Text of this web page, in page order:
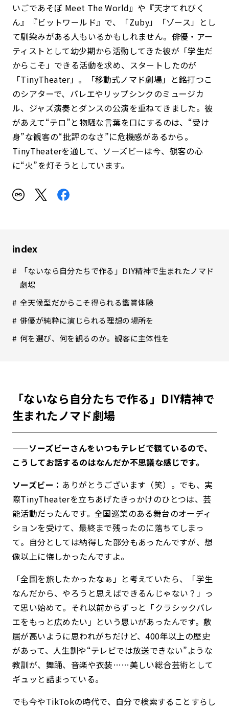
いごであそぼ Meet The World』や『天才てれびく
ん』『ビットワールド』で、「Zuby」「ゾース」とし
て馴染みがある人もいるかもしれません。俳優・アー
ティストとして幼少期から活動してきた彼が「学生だ
からこそ」できる活動を求め、スタートしたのが
「TinyTheater」。「移動式ノマド劇場」と銘打つこ
のシアターで、バレエやリップシンクのミュージカ
ル、ジャズ演奏とダンスの公演を重ねてきました。彼
があえて“テロ”と物騒な言葉を口にするのは、“受け
身”な観客の“批評のなさ”に危機感があるから。
TinyTheaterを通して、ソーズビーは今、観客の心
に“火”を灯そうとしています。
index
「ないなら自分たちで作る」DIY精神で生まれたノマド
劇場
全天候型だからこそ得られる鑑賞体験
俳優が純粋に演じられる理想の場所を
何を選び、何を観るのか。観客に主体性を
「ないなら自分たちで作る」DIY精神で
生まれたノマド劇場
——ソーズビーさんをいつもテレビで観ているので、
こうしてお話するのはなんだか不思議な感じです。
ソーズビー： ありがとうございます（笑）。でも、実
際TinyTheaterを立ちあげたきっかけのひとつは、芸
能活動だったんです。全国巡業のある舞台のオーディ
ションを受けて、最終まで残ったのに落ちてしまっ
て。自分としては納得した部分もあったんですが、想
像以上に悔しかったんですよ。
「全国を旅したかったなぁ」と考えていたら、「学生
なんだから、やろうと思えばできるんじゃない？」っ
て思い始めて。それ以前からずっと「クラシックバレ
エをもっと広めたい」という思いがあったんです。敷
居が高いように思われがちだけど、400年以上の歴史
があって、人生訓や“テレビでは放送できない”ような
教訓が、舞踊、音楽や衣装……美しい総合芸術として
ギュッと詰まっている。
でも今やTikTokの時代で、自分で検索することすらし